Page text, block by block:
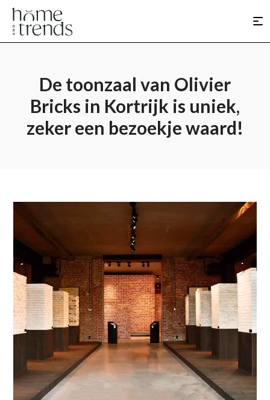
De toonzaal van Olivier
Bricks in Kortrijk is uniek,
zeker een bezoekje waard!